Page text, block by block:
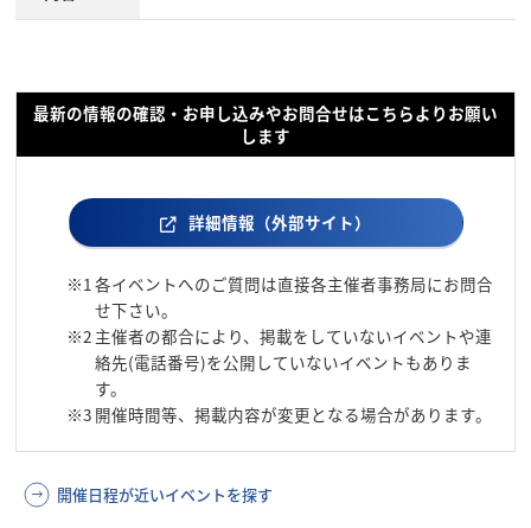
最新の情報の確認・お申し込みやお問合せはこちらよりお願い
します
詳細情報（外部サイト）
※1各イベントへのご質問は直接各主催者事務局にお問合
せ下さい。
※2 主催者の都合により、掲載をしていないイベントや連
絡先(電話番号)を公開していないイベントもありま
す。
※3 開催時間等、掲載内容が変更となる場合があります。
開催日程が近いイベントを探す